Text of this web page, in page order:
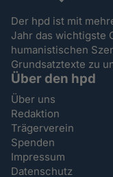
Der hpd ist mit
Jahr das wichtigste
humanistischen
Grundsatztexte zu
Über den hpd
Über uns
Redaktion
Trägerverein
Spenden
Impressum
Datenschutz